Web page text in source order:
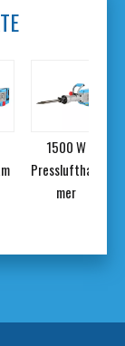
1500 W
Pressluftham
mer